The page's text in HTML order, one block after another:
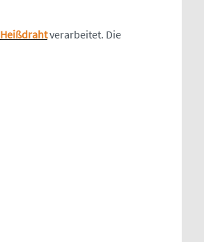
Heißdrahtverarbeitet. Die